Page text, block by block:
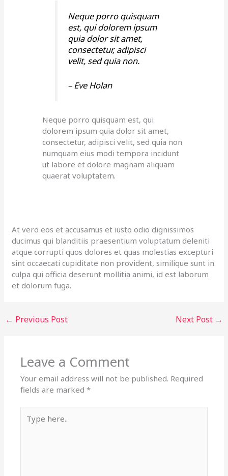
Neque porro quisquam
est, qui dolorem ipsum
quia dolor sit amet,
consectetur, adipisci
velit, sed quia non.
– Eve Holan
Neque porro quisquam est, qui
dolorem ipsum quia dolor sit amet,
consectetur, adipisci velit, sed quia non
numquam eius modi tempora incidunt
ut labore et dolore magnam aliquam
quaerat voluptatem.
At vero eos et accusamus et iusto odio dignissimos
ducimus qui blanditiis praesentium voluptatum deleniti
atque corrupti quos dolores et quas molestias excepturi
sint occaecati cupiditate non provident, similique sunt in
culpa qui officia deserunt mollitia animi, id est laborum
et dolorum fuga.
← Previous Post Next Post →
Leave a Comment
Your email address will not be published. Required
fields are marked*
here..